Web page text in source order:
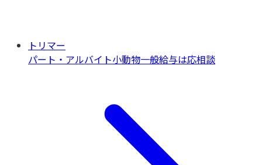
トリマー
パート・アルバイト小動物一般給与は応相談